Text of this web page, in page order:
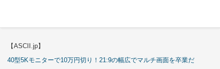
【ASCII.jp】
40型5Kモニターで10万円切り！21:9の幅広でマルチ画面を卒業だ